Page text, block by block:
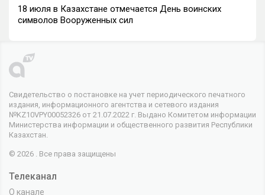
18 июля в Казахстане отмечается День воинских
символов Вооруженных сил
Свидетельство о постановке на учет периодического печатного
издания, информационного агентства и сетевого издания
№KZ10VPY00052326 от 21.07.2022 г. Выдано Комитетом информации
Министерства информации и общественного развития Республики
Казахстан.
© 2026 . Все права защищены
Телеканал
О канале